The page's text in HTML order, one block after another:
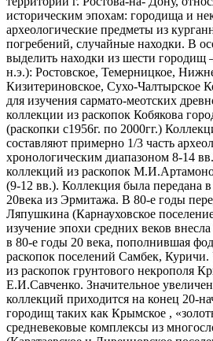
историческим эпохам: городища и
археологические предметы из
погребений, случайные находки. В
выделить находки из шести городищ
н.э.): Ростовское, Темерницкое,
Кизитериновское, Сухо-Чалтырское
для изучения сармато-меотских
коллекции из раскопок Кобякова
(раскопки с1956г. по 2000гг.)
составляют примерно 1/3 часть
хронологическим диапазоном 8-14
коллекций из раскопок
(9-12 вв.). Коллекция была передана
20века из Эрмитажа. В 80-е годы
Ляпушкина (Карнауховское
изучение эпохи средних веков
в 80-е годы 20 века, пополнившая
раскопок поселений Самбек,
из раскопок грунтового некрополя
Е.И.Савченко. Значительное
коллекций приходится на конец 20-
городищ таких как Крымское ,
средневековые комплексы из